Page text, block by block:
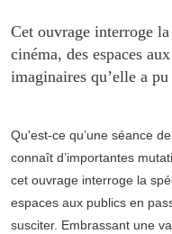
Cet ouvrage interroge
cinéma, des espaces
imaginaires qu’elle a pu
Qu'est-ce qu’une séance
connaît d’importantes
cet ouvrage interroge la
espaces aux publics en
susciter. Embrassant une